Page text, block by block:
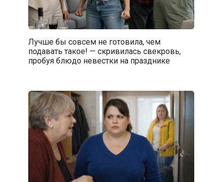
Лучше бы совсем не готовила, чем
подавать такое! — скривилась свекровь,
пробуя блюдо невестки на празднике